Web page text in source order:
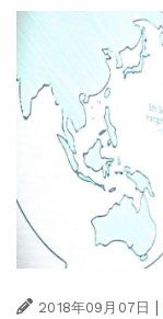
2018年09月07日 |